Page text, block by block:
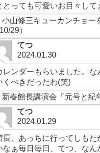
とっても可愛いお目々して
小山修三キューカンチョー
10/29）
てつ
2024.01.30
レンダーもらいました。な
くべきだったわ(笑)
新春館長講演会「元号と紀
てつ
2024.01.29
長、あっちに行ってしもた
なぁ毎日毎日、てつ、なん